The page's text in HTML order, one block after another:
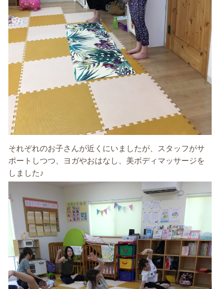
それぞれのお子さんが近くにいましたが、スタッフがサ
ポートしつつ、ヨガやおはなし、美ボディマッサージを
しました♪